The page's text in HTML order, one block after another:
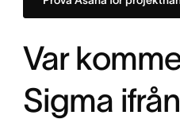
Var
Sigma